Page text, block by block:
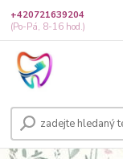
+420721639204
(Po-Pá, 8-16 hod.)